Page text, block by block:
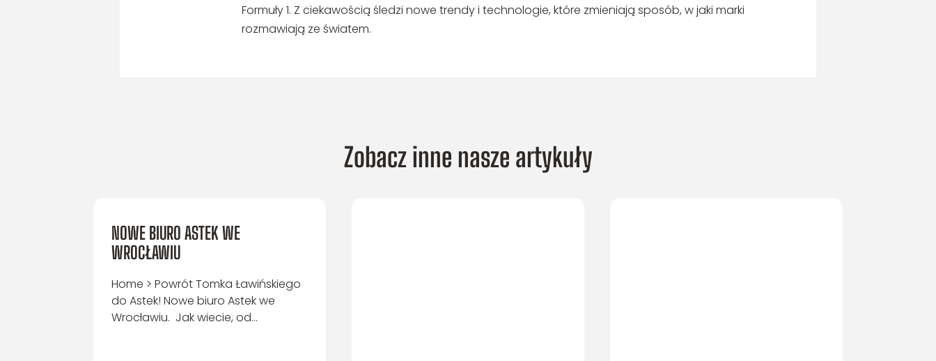
Formuły 1. Z ciekawością śledzi nowe trendy i technologie, które zmieniają sposób, w jaki marki
rozmawiają ze światem.
Zobacz inne nasze artykuły
NOWE BIURO ASTEK WE
WROCŁAWIU
Home > Powrót Tomka Ławińskiego
do Astek! Nowe biuro Astek we
Wrocławiu. Jak wiecie, od...